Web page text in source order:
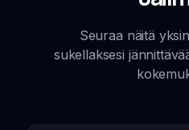
Seuraa näitä
sukellaksesi